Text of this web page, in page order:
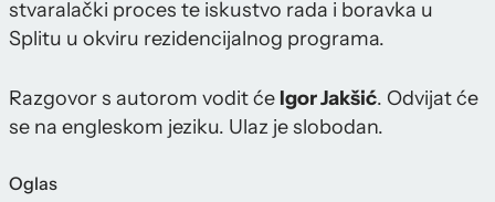
stvaralački proces te iskustvo rada i boravka u
Splitu u okviru rezidencijalnog programa.
Razgovor s autorom vodit će Igor Jakšić. Odvijat će
se na engleskom jeziku. Ulaz je slobodan.
Oglas